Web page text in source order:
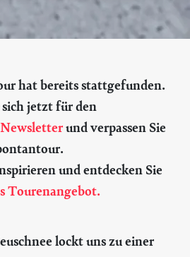
hat bereits stattgefunden.
jetzt für den
und verpassen Sie
und entdecken Sie
Tourenangebot.
lockt uns zu einer